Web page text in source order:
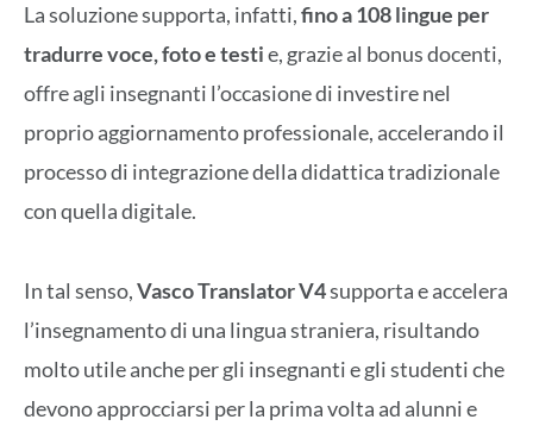
La soluzione supporta, infatti,fino a 108 lingue per
tradurre voce, foto e testie, grazie al bonus docenti,
offre agli insegnanti l’occasione di investire nel
proprio aggiornamento professionale, accelerando il
processo di integrazione della didattica tradizionale
con quella digitale.
In tal senso,Vasco Translator V4supporta e accelera
l’insegnamento di una lingua straniera, risultando
molto utile anche per gli insegnanti e gli studenti che
devono approcciarsi per la prima volta ad alunni e